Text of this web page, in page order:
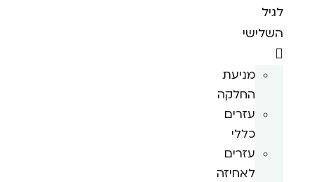
לגיל
השלישי
מניעת
החלקה
עזרים
כללי
עזרים
לאחיזה